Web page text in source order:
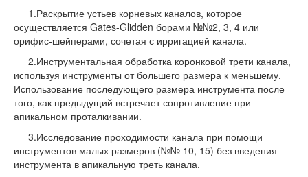
1.Раскрытие устьев корневых каналов, которое
осуществляется Gates-Glidden борами №№2, 3, 4 или
орифис-шейперами, сочетая с ирригацией канала.
2.Инструментальная обработка коронковой трети канала,
используя инструменты от большего размера к меньшему.
Использование последующего размера инструмента после
того, как предыдущий встречает сопротивление при
апикальном проталкивании.
3.Исследование проходимости канала при помощи
инструментов малых размеров (№№ 10, 15) без введения
инструмента в апикальную треть канала.